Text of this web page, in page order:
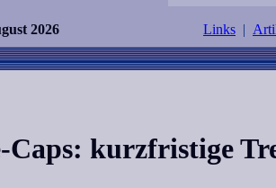
2026 Links |
kurzfristige